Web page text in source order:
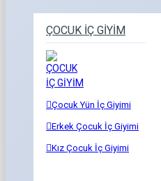
ÇOCUK İÇ GİYİM
Çocuk Yün İç Giyimi
Erkek Çocuk İç Giyimi
Kız Çocuk İç Giyimi